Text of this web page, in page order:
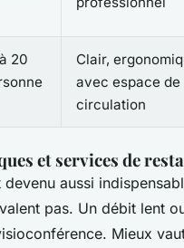
20
Clair,
avec espace de
circulation
et services de
devenu aussi
pas. Un débit lent
Mieux